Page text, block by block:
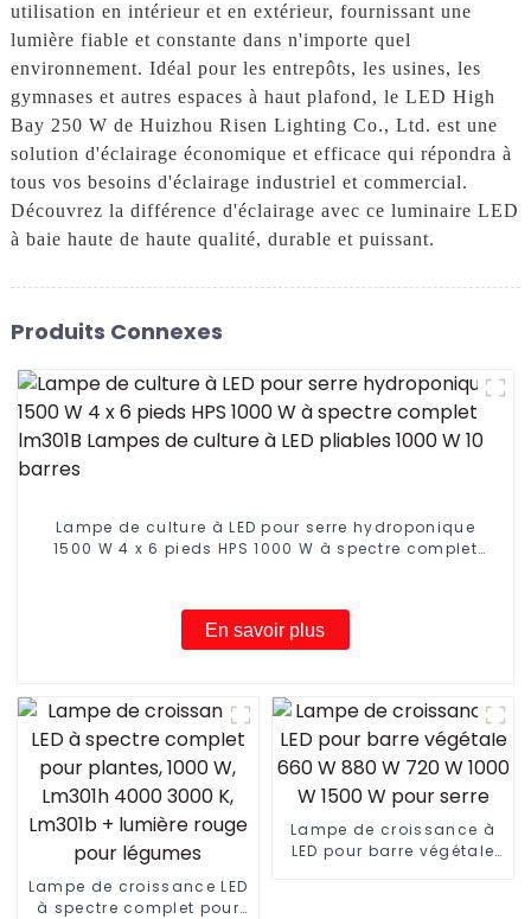
utilisation en intérieur et en extérieur, fournissant une
lumière fiable et constante dans n'importe quel
environnement. Idéal pour les entrepôts, les usines, les
gymnases et autres espaces à haut plafond, le LED High
Bay 250 W de Huizhou Risen Lighting Co., Ltd. est une
solution d'éclairage économique et efficace qui répondra à
tous vos besoins d'éclairage industriel et commercial.
Découvrez la différence d'éclairage avec ce luminaire LED
à baie haute de haute qualité, durable et puissant.
Produits Connexes
Lampe de culture à LED pour serre hydroponique
1500 W 4 x 6 pieds HPS 1000 W à spectre complet
En savoir plus
Lampe de croissance LED
à spectre complet pour
Lampe de croissance à
LED pour barre végétale